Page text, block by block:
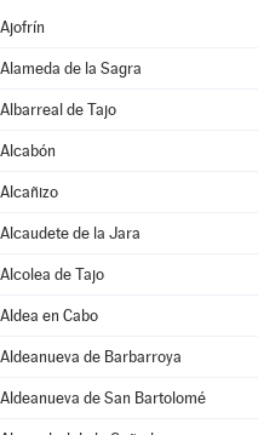
Ajofrín
Alameda de la Sagra
Albarreal de Tajo
Alcabón
Alcañizo
Alcaudete de la Jara
Alcolea de Tajo
Aldea en Cabo
Aldeanueva de Barbarroya
Aldeanueva de San Bartolomé